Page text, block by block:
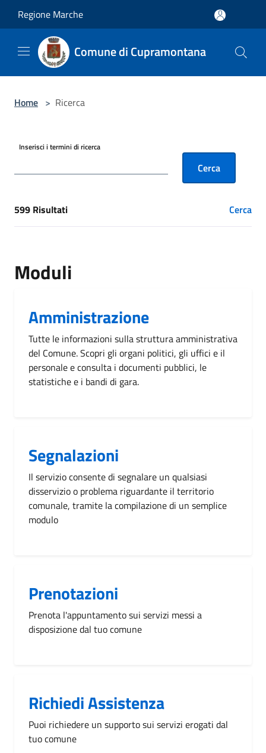
Regione Marche
Comune di Cupramontana
Home > Ricerca
Inserisci i termini di ricerca
Cerca
[results] Risultati
599 Risultati Cerca
Moduli
Amministrazione
Tutte le informazioni sulla struttura amministrativa
del Comune. Scopri gli organi politici, gli uffici e il
personale e consulta i documenti pubblici, le
statistiche e i bandi di gara.
Segnalazioni
Il servizio consente di segnalare un qualsiasi
disservizio o problema riguardante il territorio
comunale, tramite la compilazione di un semplice
modulo
Prenotazioni
Prenota l'appuntamento sui servizi messi a
disposizione dal tuo comune
Richiedi Assistenza
Puoi richiedere un supporto sui servizi erogati dal
tuo comune